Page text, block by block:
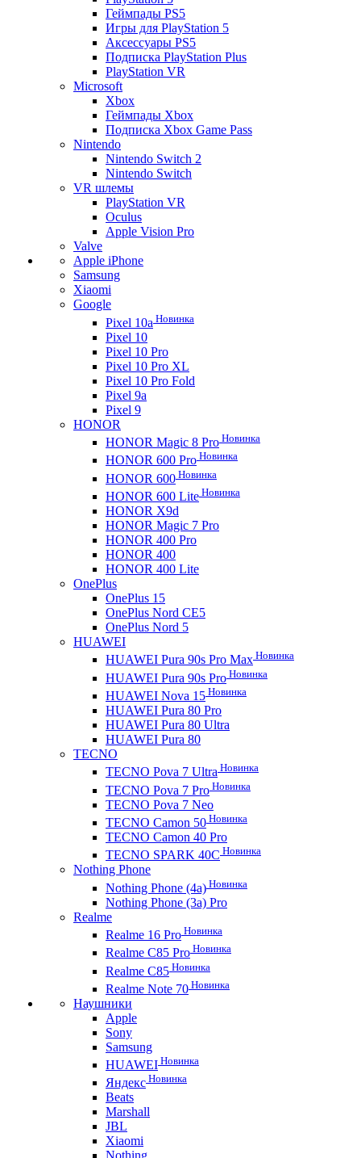
Геймпады PS5
Игры для PlayStation 5
Аксессуары PS5
Подписка PlayStation Plus
PlayStation VR
Microsoft
Xbox
Геймпады Xbox
Подписка Xbox Game Pass
Nintendo
Nintendo Switch 2
Nintendo Switch
VR шлемы
PlayStation VR
Oculus
Apple Vision Pro
Valve
Apple iPhone
Samsung
Xiaomi
Google
Pixel 10a Новинка
Pixel 10
Pixel 10 Pro
Pixel 10 Pro XL
Pixel 10 Pro Fold
Pixel 9a
Pixel 9
HONOR
HONOR Magic 8 Pro Новинка
HONOR 600 Pro Новинка
HONOR 600 Новинка
HONOR 600 Lite Новинка
HONOR X9d
HONOR Magic 7 Pro
HONOR 400 Pro
HONOR 400
HONOR 400 Lite
OnePlus
OnePlus 15
OnePlus Nord CE5
OnePlus Nord 5
HUAWEI
HUAWEI Pura 90s Pro Max Новинка
HUAWEI Pura 90s Pro Новинка
HUAWEI Nova 15 Новинка
HUAWEI Pura 80 Pro
HUAWEI Pura 80 Ultra
HUAWEI Pura 80
TECNO
TECNO Pova 7 Ultra Новинка
TECNO Pova 7 Pro Новинка
TECNO Pova 7 Neo
TECNO Camon 50 Новинка
TECNO Camon 40 Pro
TECNO SPARK 40C Новинка
Nothing Phone
Nothing Phone (4a) Новинка
Nothing Phone (3a) Pro
Realme
Realme 16 Pro Новинка
Realme C85 Pro Новинка
Realme C85 Новинка
Realme Note 70 Новинка
Наушники
Apple
Sony
Samsung
HUAWEI Новинка
Яндекс Новинка
Beats
Marshall
JBL
Xiaomi